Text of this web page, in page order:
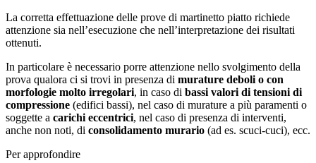
La corretta effettuazione delle prove di martinetto piatto richiede
attenzione sia nell’esecuzione che nell’interpretazione dei risultati
ottenuti.
In particolare è necessario porre attenzione nello svolgimento della
prova qualora ci si trovi in presenza di murature deboli o con
morfologie molto irregolari, in caso di bassi valori di tensioni di
compressione (edifici bassi), nel caso di murature a più paramenti o
soggette a carichi eccentrici, nel caso di presenza di interventi,
anche non noti, di consolidamento murario (ad es. scuci-cuci), ecc.
Per approfondire